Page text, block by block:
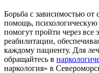
Борьба с зависимостью от
помощь,
помогут пройти через все
реабилитации,
каждому пациенту. Для
обращайтесь в
наркология» в